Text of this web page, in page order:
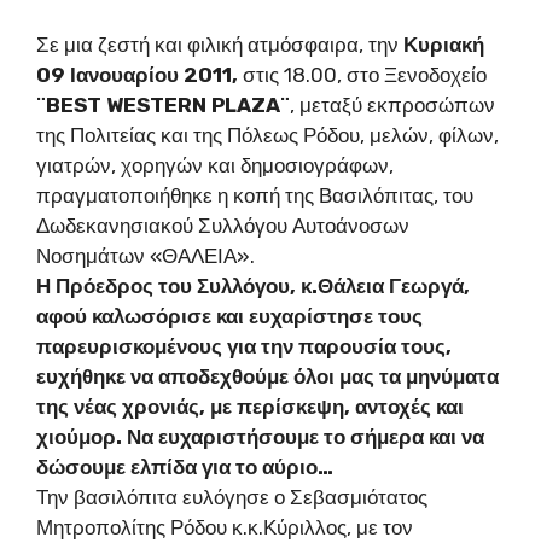
Σε μια ζεστή και φιλική ατμόσφαιρα, την Κυριακή
09 Ιανουαρίου 2011, στις 18.00, στο Ξενοδοχείο
¨BEST WESTERN PLAZA¨, μεταξύ εκπροσώπων
της Πολιτείας και της Πόλεως Ρόδου, μελών, φίλων,
γιατρών, χορηγών και δημοσιογράφων,
πραγματοποιήθηκε η κοπή της Βασιλόπιτας, του
Δωδεκανησιακού Συλλόγου Αυτοάνοσων
Νοσημάτων «ΘΑΛΕΙΑ».
Η Πρόεδρος του Συλλόγου, κ.Θάλεια Γεωργά,
αφού καλωσόρισε και ευχαρίστησε τους
παρευρισκομένους για την παρουσία τους,
ευχήθηκε να αποδεχθούμε όλοι μας τα μηνύματα
της νέας χρονιάς, με περίσκεψη, αντοχές και
χιούμορ. Να ευχαριστήσουμε το σήμερα και να
δώσουμε ελπίδα για το αύριο…
Την βασιλόπιτα ευλόγησε ο Σεβασμιότατος
Μητροπολίτης Ρόδου κ.κ.Κύριλλος, με τον